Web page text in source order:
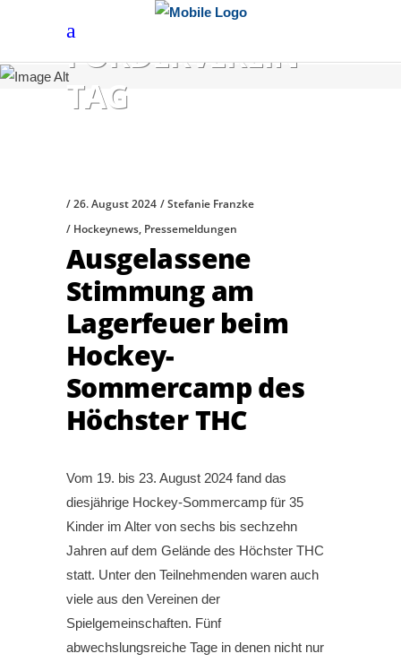
FÖRDERVEREIN
TAG
26. August 2024
Stefanie Franzke
Hockeynews, Pressemeldungen
Ausgelassene
Stimmung am
Lagerfeuer beim
Hockey-
Sommercamp des
Höchster THC
Vom 19. bis 23. August 2024 fand das
diesjährige Hockey-Sommercamp für 35
Kinder im Alter von sechs bis sechzehn
Jahren auf dem Gelände des Höchster THC
statt. Unter den Teilnehmenden waren auch
viele aus den Vereinen der
Spielgemeinschaften. Fünf
abwechslungsreiche Tage in denen nicht nur